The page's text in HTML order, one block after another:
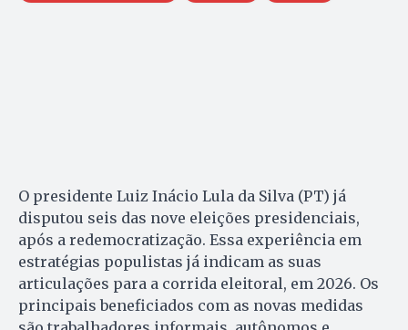
O presidente Luiz Inácio Lula da Silva (PT) já
disputou seis das nove eleições presidenciais,
após a redemocratização. Essa experiência em
estratégias populistas já indicam as suas
articulações para a corrida eleitoral, em 2026. Os
principais beneficiados com as novas medidas